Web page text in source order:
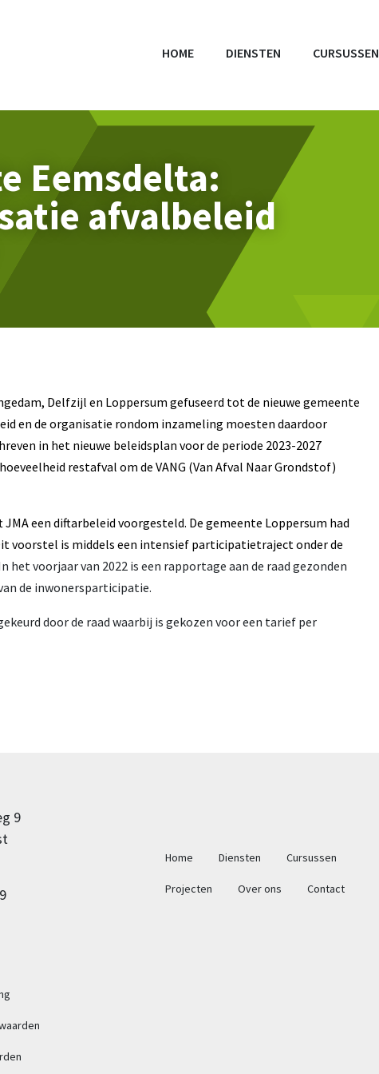
HOME DIENSTEN CURSUSSEN
Eemsdelta:
afvalbeleid
Delfzijl en Loppersum gefuseerd tot de nieuwe gemeente
en de organisatie rondom inzameling moesten daardoor
in het nieuwe beleidsplan voor de periode 2023-2027
restafval om de VANG (Van Afval Naar Grondstof)
een diftarbeleid voorgesteld. De gemeente Loppersum had
voorstel is middels een intensief participatietraject onder de
het voorjaar van 2022 is een rapportage aan de raad gezonden
de inwonersparticipatie.
door de raad waarbij is gekozen voor een tarief per
9
Hoofdnavigatie
Home Diensten Cursussen
Projecten Over ons Contact